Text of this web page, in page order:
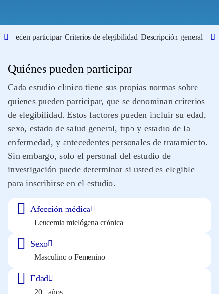
pueden participar Criterios de elegibilidad Descripción general del
Quiénes pueden participar
Cada estudio clínico tiene sus propias normas sobre
quiénes pueden participar, que se denominan criterios
de elegibilidad. Estos factores pueden incluir su edad,
sexo, estado de salud general, tipo y estadio de la
enfermedad, y antecedentes personales de tratamiento.
Sin embargo, solo el personal del estudio de
investigación puede determinar si usted es elegible
para inscribirse en el estudio.
Afección médica
Leucemia mielógena crónica
Sexo
Masculino o Femenino
Edad
20+ años